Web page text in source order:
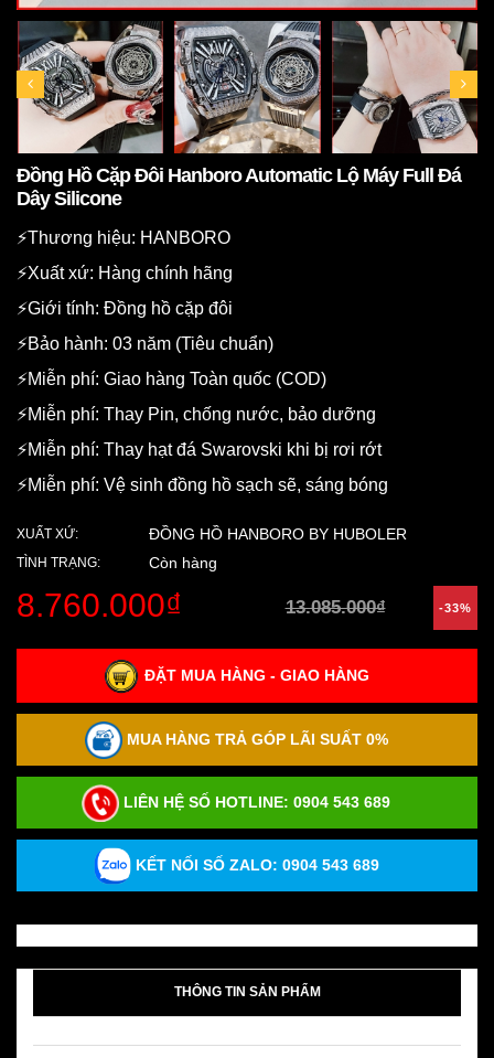
Đồng Hồ Cặp Đôi Hanboro Automatic Lộ Máy Full Đá
Dây Silicone
⚡️Thương hiệu: HANBORO
⚡️Xuất xứ: Hàng chính hãng
⚡️Giới tính: Đồng hồ cặp đôi
⚡️Bảo hành: 03 năm (Tiêu chuẩn)
⚡️Miễn phí: Giao hàng Toàn quốc (COD)
⚡️Miễn phí: Thay Pin, chống nước, bảo dưỡng
⚡️Miễn phí: Thay hạt đá Swarovski khi bị rơi rớt
⚡️Miễn phí: Vệ sinh đồng hồ sạch sẽ, sáng bóng
XUẤT XỨ: ĐỒNG HỒ HANBORO BY HUBOLER
TÌNH TRẠNG: Còn hàng
8.760.000₫ 13.085.000₫ -33%
ĐẶT MUA HÀNG - GIAO HÀNG
MUA HÀNG TRẢ GÓP LÃI SUẤT 0%
LIÊN HỆ SỐ HOTLINE: 0904 543 689
KẾT NỐI SỐ ZALO: 0904 543 689
THÔNG TIN SẢN PHẨM